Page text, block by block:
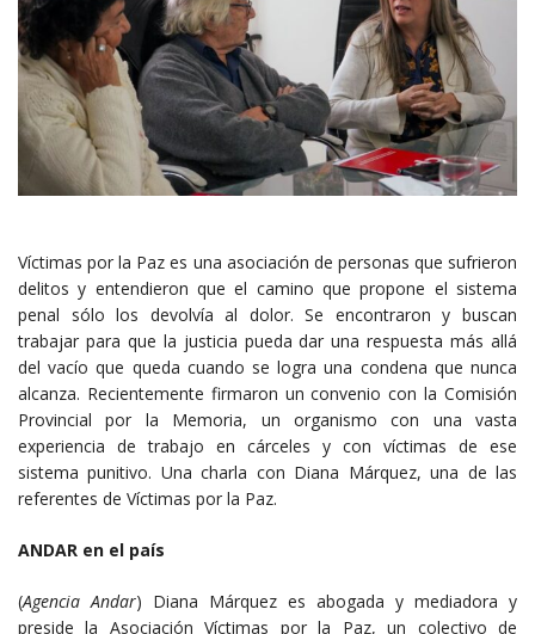
Víctimas por la Paz es una asociación de personas que sufrieron
delitos y entendieron que el camino que propone el sistema
penal sólo los devolvía al dolor. Se encontraron y buscan
trabajar para que la justicia pueda dar una respuesta más allá
del vacío que queda cuando se logra una condena que nunca
alcanza. Recientemente firmaron un convenio con la Comisión
Provincial por la Memoria, un organismo con una vasta
experiencia de trabajo en cárceles y con víctimas de ese
sistema punitivo. Una charla con Diana Márquez, una de las
referentes de Víctimas por la Paz.
ANDAR en el país
(Agencia Andar) Diana Márquez es abogada y mediadora y
preside la Asociación Víctimas por la Paz, un colectivo de